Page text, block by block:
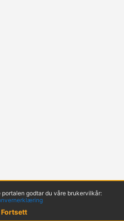
godtar du våre brukervilkår:
Fortsett